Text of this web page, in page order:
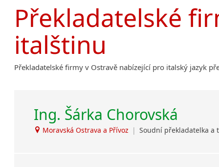
Citonice
Dačice
Příbram
Roudnice nad Labem
Překladatelské
italštinu
Překladatelské firmy v Ostravě nabízející pro italský jazyk
Ing. Šárka Chorovská
Moravská Ostrava a Přívoz | Soudní překladatelka a